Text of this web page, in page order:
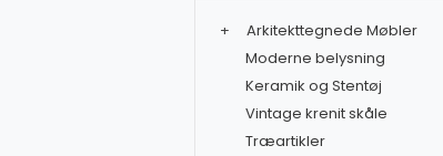
+
Arkitekttegnede Møbler
Moderne belysning
Keramik og Stentøj
Vintage krenit skåle
Træartikler